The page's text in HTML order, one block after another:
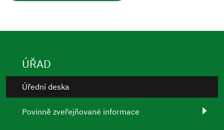
ÚŘAD
Úřední deska
Povinně zveřejňované informace